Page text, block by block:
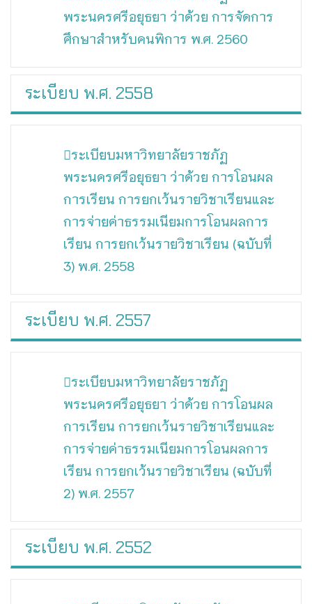
พระนครศรีอยุธยา ว่าด้วย การจัดการ
ศึกษาสำหรับคนพิการ พ.ศ. 2560
ระเบียบ พ.ศ. 2558
ระเบียบมหาวิทยาลัยราชภัฏ
พระนครศรีอยุธยา ว่าด้วย การโอนผล
การเรียน การยกเว้นรายวิชาเรียนและ
การจ่ายค่าธรรมเนียมการโอนผลการ
เรียน การยกเว้นรายวิชาเรียน (ฉบับที่
3) พ.ศ. 2558
ระเบียบ พ.ศ. 2557
ระเบียบมหาวิทยาลัยราชภัฏ
พระนครศรีอยุธยา ว่าด้วย การโอนผล
การเรียน การยกเว้นรายวิชาเรียนและ
การจ่ายค่าธรรมเนียมการโอนผลการ
เรียน การยกเว้นรายวิชาเรียน (ฉบับที่
2) พ.ศ. 2557
ระเบียบ พ.ศ. 2552